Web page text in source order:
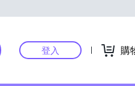
登入 購